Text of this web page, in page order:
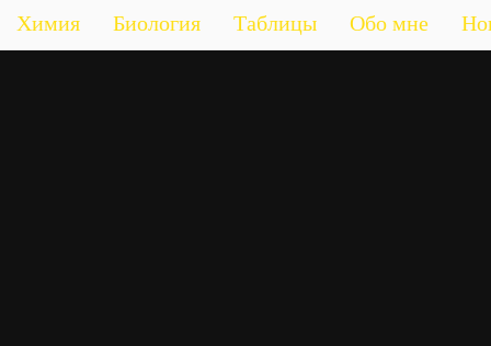
Химия Биология Таблицы Обо мне